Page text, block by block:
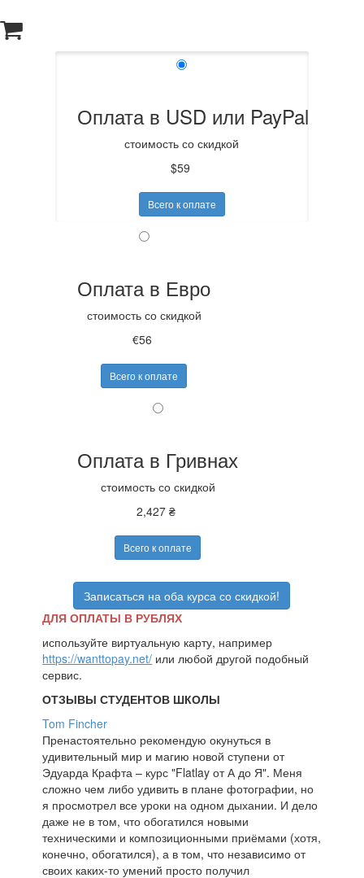
Оплата в USD или PayPal
стоимость со скидкой
$59
Всего к оплате
Оплата в Евро
стоимость со скидкой
€56
Всего к оплате
Оплата в Гривнах
стоимость со скидкой
2,427 ₴
Всего к оплате
Записаться на оба курса со скидкой!
ДЛЯ ОПЛАТЫ В РУБЛЯХ
используйте виртуальную карту, например
https://wanttopay.net/ или любой другой подобный
сервис.
ОТЗЫВЫ СТУДЕНТОВ ШКОЛЫ
Tom Fincher
Пренастоятельно рекомендую окунуться в
удивительный мир и магию новой ступени от
Эдуарда Крафта – курс "Flatlay от А до Я". Меня
сложно чем либо удивить в плане фотографии, но
я просмотрел все уроки на одном дыхании. И дело
даже не в том, что обогатился новыми
техническими и композиционными приёмами (хотя,
конечно, обогатился), а в том, что независимо от
своих каких-то умений просто получил